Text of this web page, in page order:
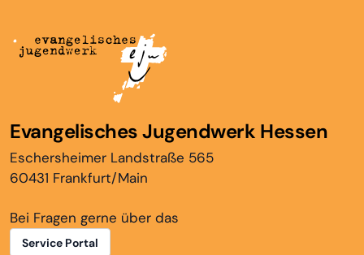
Evangelisches Jugendwerk Hessen
Eschersheimer Landstraße 565
60431 Frankfurt/Main
Bei Fragen gerne über das
Service Portal